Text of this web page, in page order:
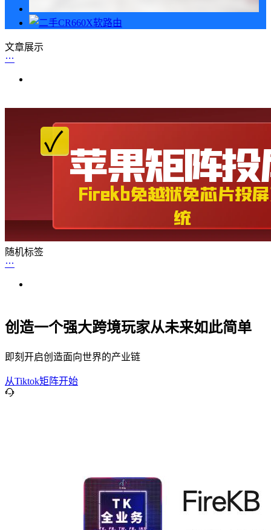
文章展示
随机标签
创造一个强大跨境玩家从未来如此简单
即刻开启创造面向世界的产业链
从Tiktok矩阵开始